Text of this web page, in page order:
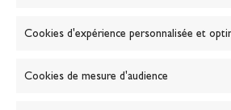
Cookies d'expérience personnalisée et
Cookies de mesure d'audience
Passion Voile TV